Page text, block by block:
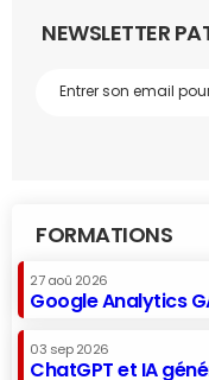
NEWSLETTER
FORMATIONS
27 aoû 2026
Google Analytics
03 sep 2026
ChatGPT et IA